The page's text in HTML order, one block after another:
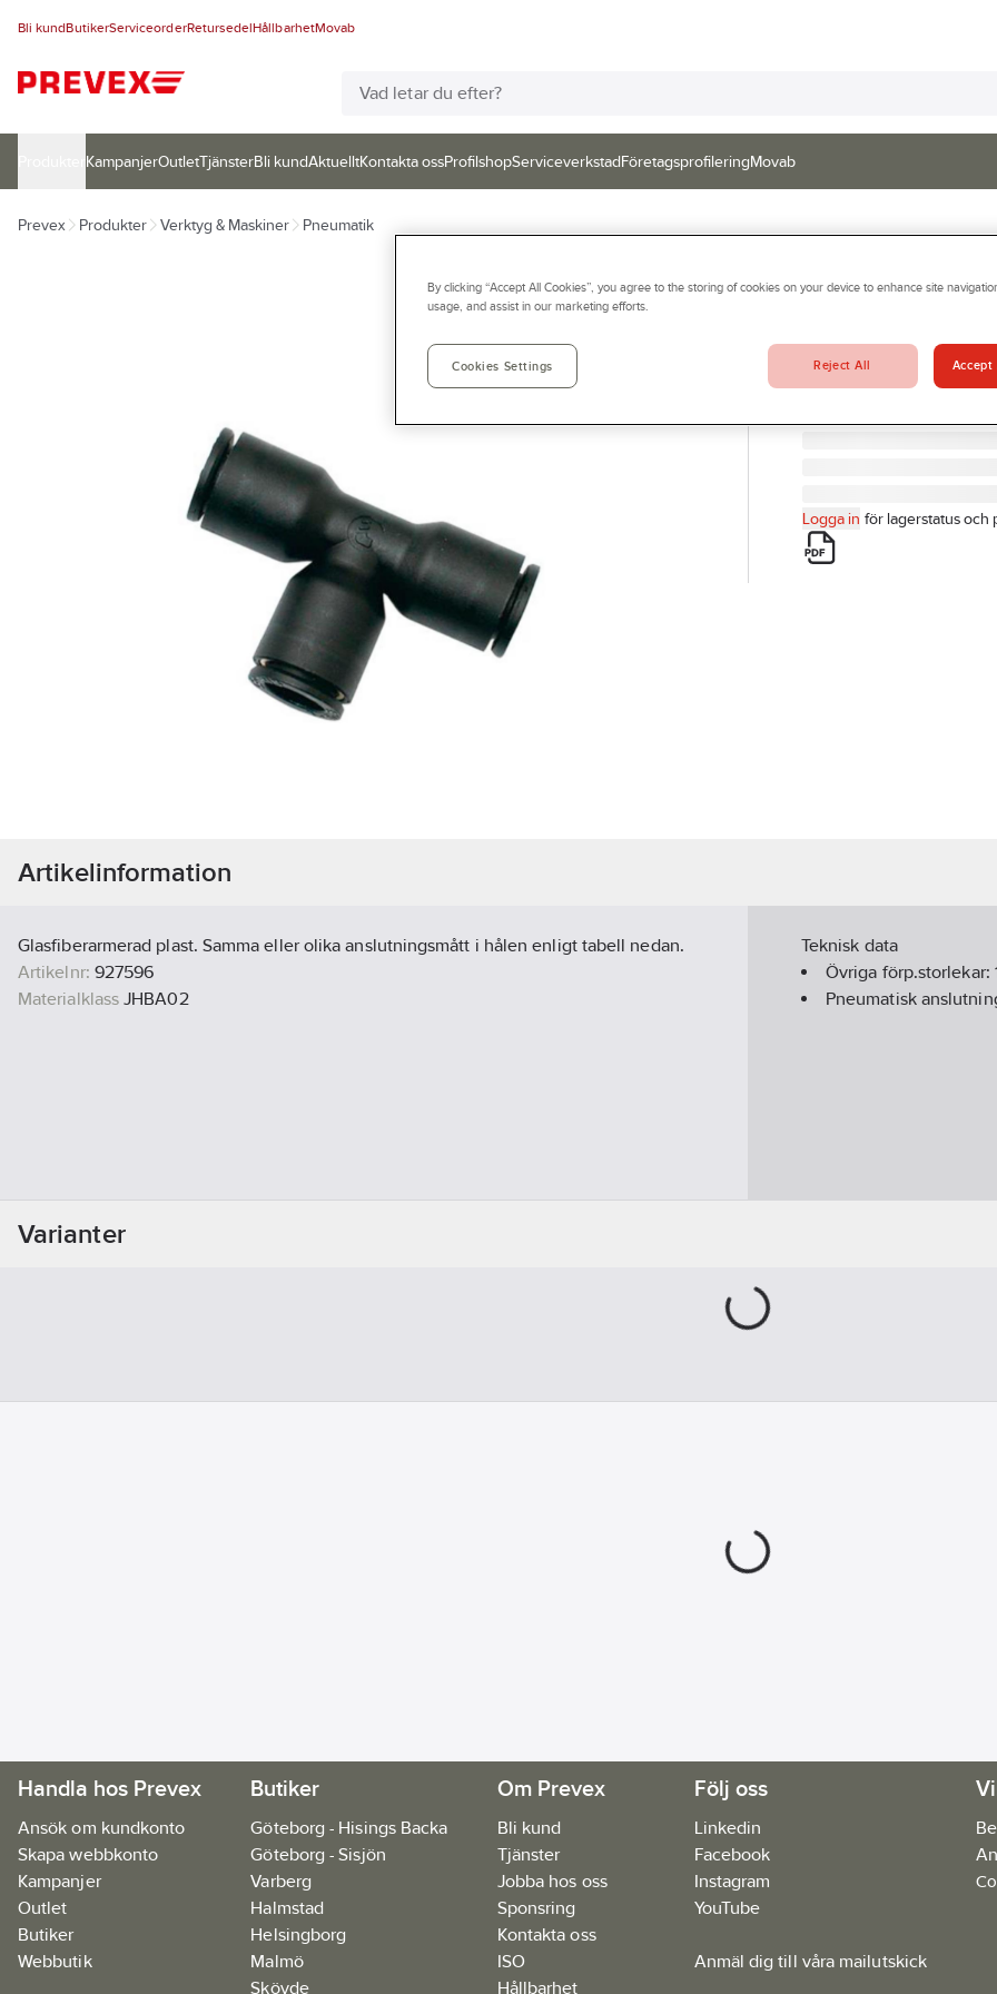
Bli kundButikerServiceorderRetursedelHållbarhetMovab
KampanjerOutletTjänsterBli kundAktuelltKontakta ossProfilshopServiceverkstadFöretagsprofileringMovab
Prevex Produkter Verktyg & Maskiner Pneumatik
LEGRIS
T-
T-SKARVANSLUTNING
Artikelnr: 927596
Logga in för lagerstatus och
Artikelinformation
Glasfiberarmerad plast. Samma eller olika anslutningsmått i hålen enligt tabell nedan.
Artikelnr: 927596
Materialklass JHBA02
Teknisk data
Övriga förp.storlekar:
Pneumatisk
Varianter
Handla hos Prevex
Ansök om kundkonto
Skapa webbkonto
Kampanjer
Outlet
Butiker
Webbutik
Butiker
Göteborg - Hisings Backa
Göteborg - Sisjön
Varberg
Halmstad
Helsingborg
Malmö
Skövde
Om Prevex
Bli kund
Tjänster
Jobba hos oss
Sponsring
Kontakta oss
ISO
Hållbarhet
Följ oss
Linkedin
Facebook
Instagram
YouTube
Anmäl dig till våra mailutskick
By clicking “Accept All Cookies”, you agree to the storing of cookies on your device to enhance site
usage, and assist in our marketing efforts.
Cookies Settings Reject All Accept